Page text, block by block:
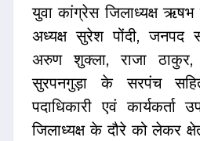
युवा कांग्रेस जिलाध्यक्ष ऋषभ
अध्यक्ष सुरेश पोंदी, जनपद
अरुण शुक्ला, राजा
सुरपनगुड़ा के सरपंच
पदाधिकारी एवं कार्यकर्ता
जिलाध्यक्ष के दौरे को लेकर